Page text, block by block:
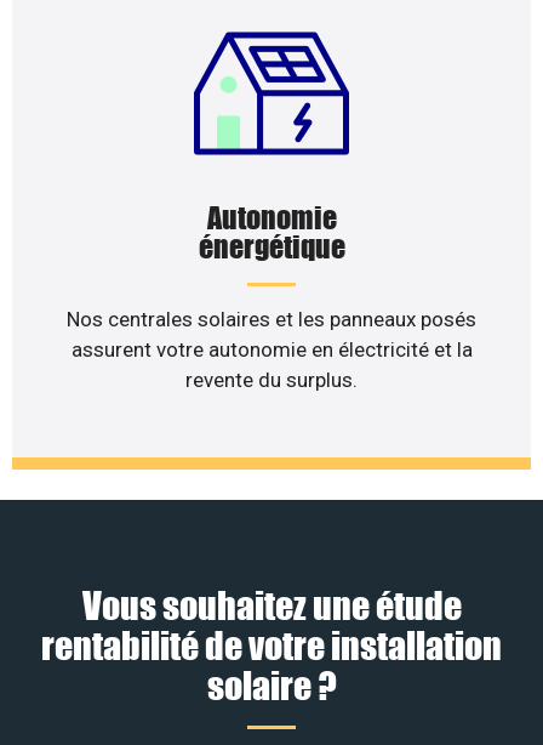
Autonomie
énergétique
Nos centrales solaires et les panneaux posés
assurent votre autonomie en électricité et la
revente du surplus.
Vous souhaitez une étude
rentabilité de votre installation
solaire ?